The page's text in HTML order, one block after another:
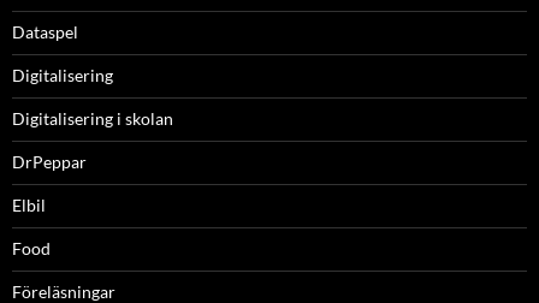
Dataspel
Digitalisering
Digitalisering i skolan
DrPeppar
Elbil
Food
Föreläsningar